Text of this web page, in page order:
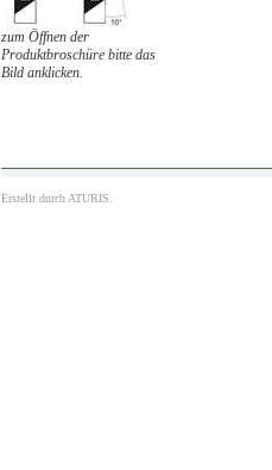
zum Öffnen der
Produktbroschüre bitte das
Bild anklicken.
Erstellt durch ATURIS.